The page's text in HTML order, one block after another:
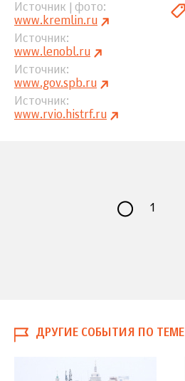
Источник | фото
www.kremlin.ru
Источник
www.lenobl.ru
Источник
www.gov.spb.ru
Источник
www.rvio.histrf.ru
1
ДРУГИЕ СОБЫТИЯ ПО ТЕМЕ